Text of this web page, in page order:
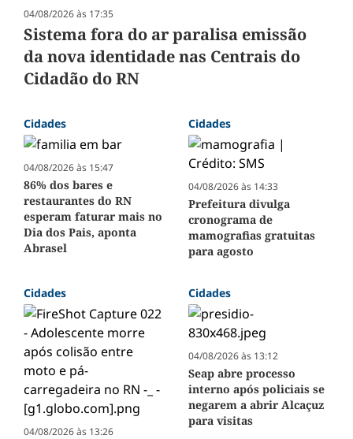
04/08/2026 às 17:35
Sistema fora do ar paralisa emissão
da nova identidade nas Centrais do
Cidadão do RN
Cidades
04/08/2026 às 15:47
86% dos bares e
restaurantes do RN
esperam faturar mais no
Dia dos Pais, aponta
Abrasel
Cidades
04/08/2026 às 14:33
Prefeitura divulga
cronograma de
mamografias gratuitas
para agosto
Cidades
04/08/2026 às 13:26
Cidades
04/08/2026 às 13:12
Seap abre processo
interno após policiais se
negarem a abrir Alcaçuz
para visitas